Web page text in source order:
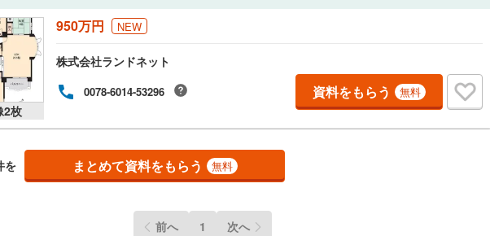
2枚
950万円 NEW
株式会社ランドネット
0078-6014-53296 資料をもらう 無料
を まとめて資料をもらう 無料
前へ 1 次へ
オンライン対応
オンライン内見(相談)可